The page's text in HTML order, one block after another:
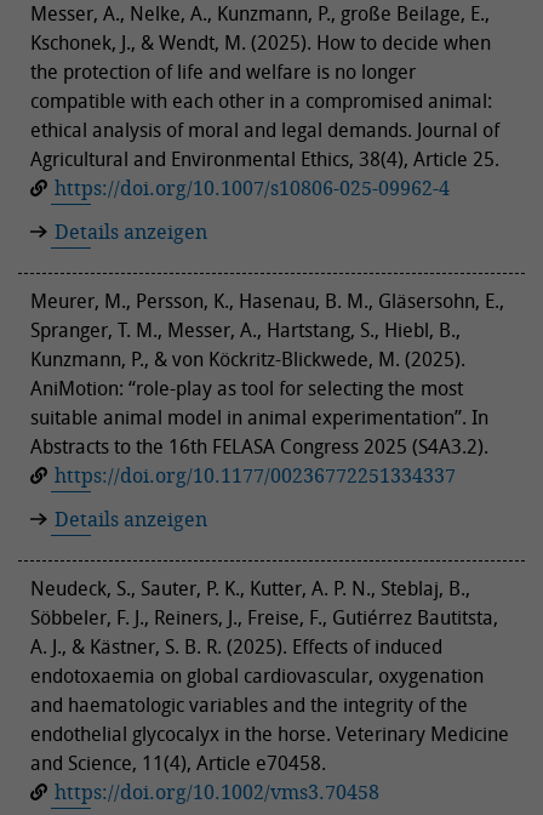
Messer, A., Nelke, A., Kunzmann, P., große Beilage, E.,
Kschonek, J., & Wendt, M. (2025). How to decide when
the protection of life and welfare is no longer
compatible with each other in a compromised animal:
ethical analysis of moral and legal demands. Journal of
Agricultural and Environmental Ethics, 38(4), Article 25.
https://doi.org/10.1007/s10806-025-09962-4
Details anzeigen
Meurer, M., Persson, K., Hasenau, B. M., Gläsersohn, E.,
Spranger, T. M., Messer, A., Hartstang, S., Hiebl, B.,
Kunzmann, P., & von Köckritz-Blickwede, M. (2025).
AniMotion: ‘‘role-play as tool for selecting the most
suitable animal model in animal experimentation’’. In
Abstracts to the 16th FELASA Congress 2025 (S4A3.2).
https://doi.org/10.1177/00236772251334337
Details anzeigen
Neudeck, S., Sauter, P. K., Kutter, A. P. N., Steblaj, B.,
Söbbeler, F. J., Reiners, J., Freise, F., Gutiérrez Bautitsta,
A. J., & Kästner, S. B. R. (2025). Effects of induced
endotoxaemia on global cardiovascular, oxygenation
and haematologic variables and the integrity of the
endothelial glycocalyx in the horse. Veterinary Medicine
and Science, 11(4), Article e70458.
https://doi.org/10.1002/vms3.70458